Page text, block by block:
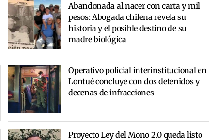
Abandonada al nacer con carta y mil
pesos: Abogada chilena revela su
historia y el posible destino de su
madre biológica
Operativo policial interinstitucional en
Lontué concluye con dos detenidos y
decenas de infracciones
Proyecto Ley del Mono 2.0 queda listo